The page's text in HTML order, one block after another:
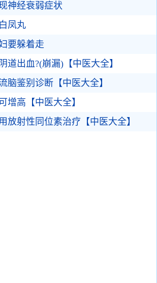
神经衰弱症状
凤丸
要躲着走
道出血?(崩漏)【中医大全】
脑鉴别诊断【中医大全】
增高【中医大全】
放射性同位素治疗【中医大全】